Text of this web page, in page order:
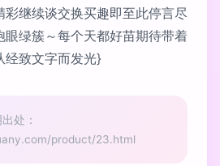
彩继续谈交换买趣即至此停言尽
眼绿簇～每个天都好苗期待带着
经致文字而发光}
处：
product/23.html